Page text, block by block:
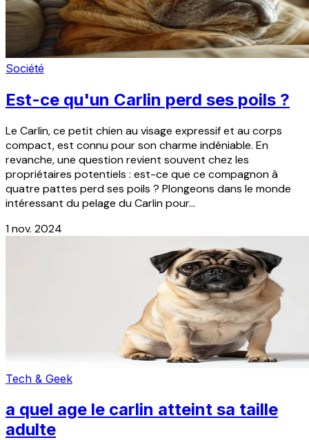
Société
Est-ce qu'un Carlin perd ses poils ?
Le Carlin, ce petit chien au visage expressif et au corps
compact, est connu pour son charme indéniable. En
revanche, une question revient souvent chez les
propriétaires potentiels : est-ce que ce compagnon à
quatre pattes perd ses poils ? Plongeons dans le monde
intéressant du pelage du Carlin pour...
1 nov. 2024
Tech & Geek
a quel age le carlin atteint sa taille
adulte